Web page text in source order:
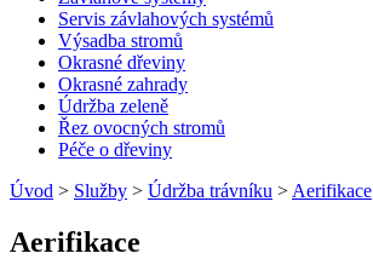
Servis závlahových systémů
Výsadba stromů
Okrasné dřeviny
Okrasné zahrady
Údržba zeleně
Řez ovocných stromů
Péče o dřeviny
Úvod > Služby > Údržba trávníku > Aerifikace
Aerifikace